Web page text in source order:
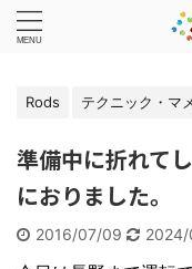
Rods テクニック・マ
準備中に折れて
におりました。
2016/07/09